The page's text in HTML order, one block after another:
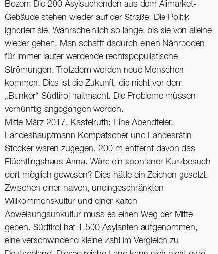
Bozen: Die 200 Asylsuchenden aus dem Alimarket-
Gebäude stehen wieder auf der Straße. Die Politik
ignoriert sie. Wahrscheinlich so lange, bis sie von ­alleine
wieder gehen. Man schafft dadurch einen Nährboden
für immer lauter werdende rechtspopulistische
Strömungen. Trotzdem werden neue Menschen
kommen. Dies ist die Zukunft, die nicht vor dem
„Bunker“ Südtirol haltmacht. Die Probleme müssen
vernünftig angegangen werden.
Mitte März 2017, Kastelruth: Eine Abendfeier.
Landeshauptmann Kompatscher und Landesrätin
Stocker waren zugegen. 200 m entfernt davon das
Flüchtlingshaus Anna. Wäre ein spontaner Kurzbesuch
dort möglich gewesen? Dies hätte ein Zeichen gesetzt.
Zwischen einer naiven, uneingeschränkten
Willkommenskultur und einer kalten
Abweisungsunkultur muss es einen Weg der Mitte
geben. Südtirol hat 1.500 Asylanten aufgenommen,
eine verschwindend kleine Zahl im Vergleich zu